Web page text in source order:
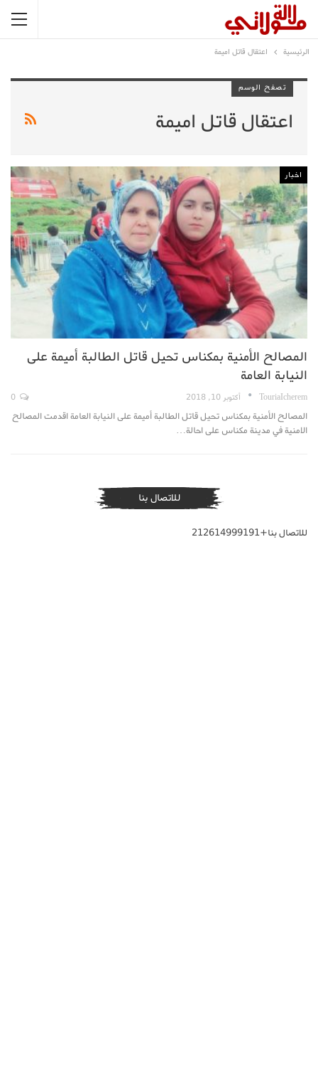
الرئيسية اعتقال قاتل اميمة
تصفح الوسم
اعتقال قاتل اميمة
اخبار
المصالح الأمنية بمكناس تحيل قاتل الطالبة أميمة على
النيابة العامة
TouriaIcherem أكتوبر 10, 2018
المصالح الأمنية بمكناس تحيل قاتل الطالبة أميمة على النيابة العامة اقدمت المصالح
الامنية في مدينة مكناس على احالة…
للاتصال بنا
للاتصال بنا+212614999191